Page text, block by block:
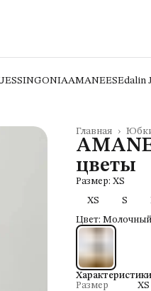
SINGONIAAMANEESEdalin
Главная ›
цветы
Размер: XS
XS
S
Цвет: Молочный
Характеристики
Размер
XS